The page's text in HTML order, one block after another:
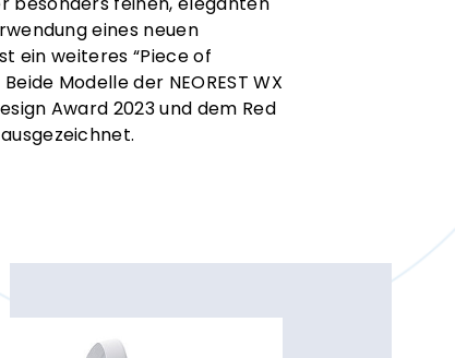
eines neuen
ein weiteres “Piece of
Modelle der NEOREST WX
Award 2023 und dem Red